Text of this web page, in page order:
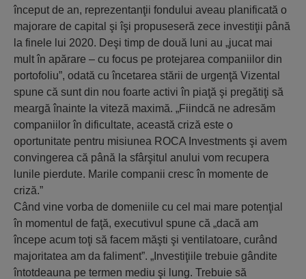
început de an, reprezentanţii fondului aveau planificată o
majorare de capital şi îşi propuseseră zece investiţii până
la finele lui 2020. Deşi timp de două luni au „jucat mai
mult în apărare – cu focus pe protejarea companiilor din
portofoliu”, odată cu încetarea stării de urgenţă Vizental
spune că sunt din nou foarte activi în piaţă şi pregătiţi să
meargă înainte la viteză maximă. „Fiindcă ne adresăm
companiilor în dificultate, această criză este o
oportunitate pentru misiunea ROCA Investments şi avem
convingerea că până la sfârşitul anului vom recupera
lunile pierdute. Marile companii cresc în momente de
criză.”
Când vine vorba de domeniile cu cel mai mare potenţial
în momentul de faţă, executivul spune că „dacă am
începe acum toţi să facem măşti şi ventilatoare, curând
majoritatea am da faliment”. „Investiţiile trebuie gândite
întotdeauna pe termen mediu şi lung. Trebuie să